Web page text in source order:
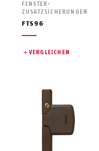
FENSTER-
ZUSATZSICHERUNGEN
FTS96
VERGLEICHEN